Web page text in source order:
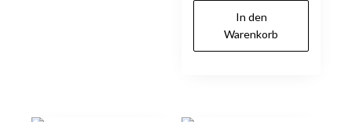
In den
Warenkorb